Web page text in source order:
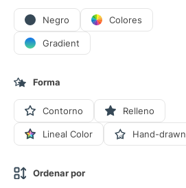
Negro Colores
Gradient
Forma
Contorno Relleno
Lineal Color Hand-drawn
Ordenar por